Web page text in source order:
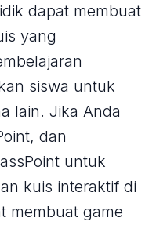
dapat membuat
yang
siswa untuk
lain. Jika Anda
dan
untuk
kuis interaktif di
membuat game